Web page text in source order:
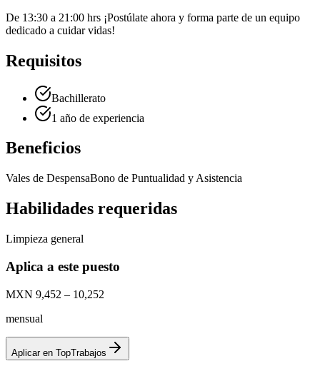
De 13:30 a 21:00 hrs ¡Postúlate ahora y forma parte de un equipo
dedicado a cuidar vidas!
Requisitos
Bachillerato
1 año de experiencia
Beneficios
Vales de DespensaBono de Puntualidad y Asistencia
Habilidades requeridas
Limpieza general
Aplica a este puesto
MXN 9,452 – 10,252
mensual
Aplicar en TopTrabajos